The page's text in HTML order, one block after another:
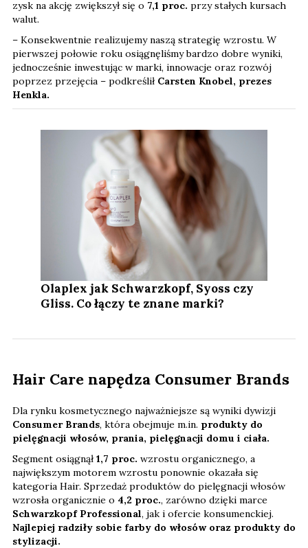
zysk na akcję zwiększył się o 7,1 proc. przy stałych kursach
walut.
– Konsekwentnie realizujemy naszą strategię wzrostu. W
pierwszej połowie roku osiągnęliśmy bardzo dobre wyniki,
jednocześnie inwestując w marki, innowacje oraz rozwój
poprzez przejęcia – podkreślił Carsten Knobel, prezes
Henkla.
Olaplex jak Schwarzkopf, Syoss czy
Gliss. Co łączy te znane marki?
Hair Care napędza Consumer Brands
Dla rynku kosmetycznego najważniejsze są wyniki dywizji
Consumer Brands, która obejmuje m.in. produkty do
pielęgnacji włosów, prania, pielęgnacji domu i ciała.
Segment osiągnął1,7 proc. wzrostu organicznego, a
największym motorem wzrostu ponownie okazała się
kategoria Hair. Sprzedaż produktów do pielęgnacji włosów
wzrosła organicznie o 4,2 proc., zarówno dzięki marce
Schwarzkopf Professional, jak i ofercie konsumenckiej.
Najlepiej radziły sobie farby do włosów oraz produkty do
stylizacji.